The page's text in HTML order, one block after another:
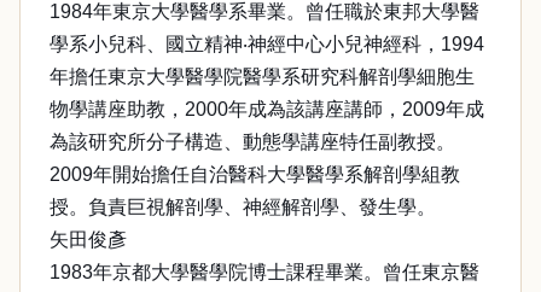
1984年東京大學醫學系畢業。曾任職於東邦大學醫
學系小兒科、國立精神‧神經中心小兒神經科，1994
年擔任東京大學醫學院醫學系研究科解剖學細胞生
物學講座助教，2000年成為該講座講師，2009年成
為該研究所分子構造、動態學講座特任副教授。
2009年開始擔任自治醫科大學醫學系解剖學組教
授。負責巨視解剖學、神經解剖學、發生學。
矢田俊彥
1983年京都大學醫學院博士課程畢業。曾任東京醫